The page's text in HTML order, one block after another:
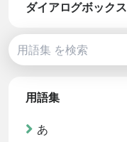
ダイアログボックス
用語集
あ